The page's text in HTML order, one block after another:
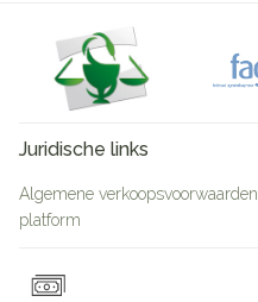
Juridische links
Algemene verkoopsvoorwaarden
platform